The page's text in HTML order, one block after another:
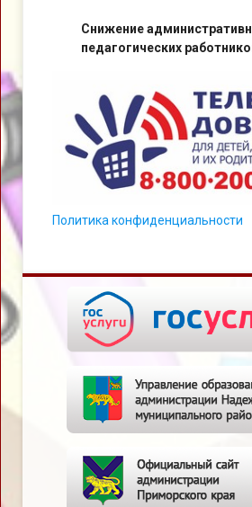
Снижение
педагогических
Политика конфиденциальности